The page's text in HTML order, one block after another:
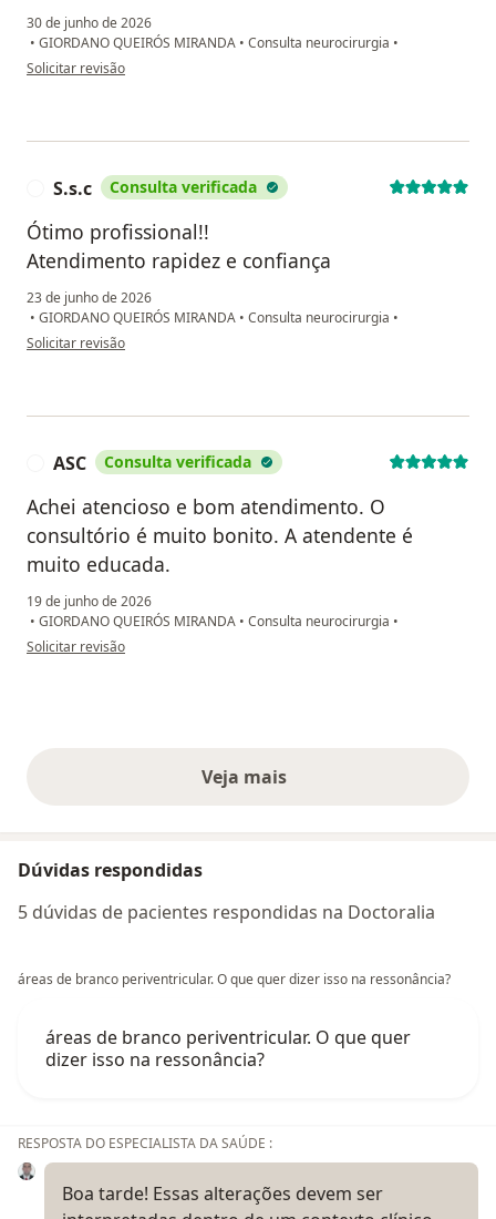
30 de junho de 2026
• GIORDANO QUEIRÓS MIRANDA • Consulta neurocirurgia •
na opinião do utilizador Magda Ramos
Solicitar revisão
S.s.c Consulta verificada
Ótimo profissional!!
Atendimento rapidez e confiança
23 de junho de 2026
• GIORDANO QUEIRÓS MIRANDA • Consulta neurocirurgia •
na opinião do utilizador S.s.c
Solicitar revisão
ASC Consulta verificada
Achei atencioso e bom atendimento. O
consultório é muito bonito. A atendente é
muito educada.
19 de junho de 2026
• GIORDANO QUEIRÓS MIRANDA • Consulta neurocirurgia •
na opinião do utilizador ASC
Solicitar revisão
Veja maisopiniões acima
Dúvidas respondidas
5 dúvidas de pacientes respondidas na Doctoralia
áreas de branco periventricular. O que quer dizer isso na ressonância?
áreas de branco periventricular. O que quer
dizer isso na ressonância?
RESPOSTA DO ESPECIALISTA DA SAÚDE :
Boa tarde! Essas alterações devem ser